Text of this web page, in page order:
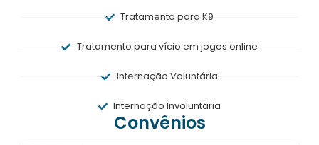
Tratamento para K9
Tratamento para vício em jogos online
Internação Voluntária
Internação Involuntária
Convênios